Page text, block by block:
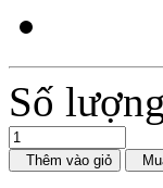
Số lượng
Thêm vào giỏ